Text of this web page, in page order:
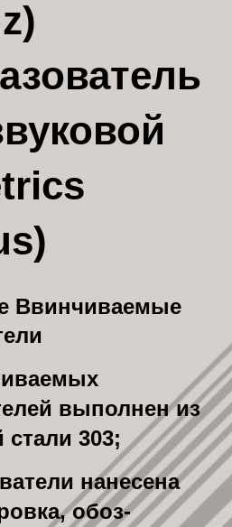
Ввинчиваемые
выполнен из
303;
нанесена
обоз­